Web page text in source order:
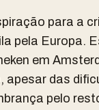
para a
pela Europa.
em
apesar das
pelo